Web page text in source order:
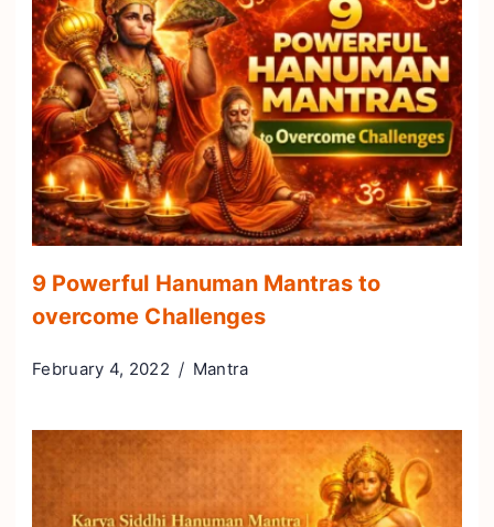
9 Powerful Hanuman Mantras to
overcome Challenges
February 4, 2022 Mantra